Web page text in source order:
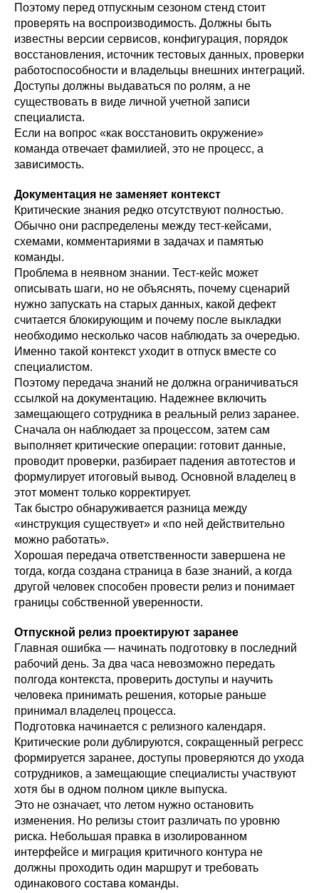
Поэтому перед отпускным сезоном стенд стоит
проверять на воспроизводимость. Должны быть
известны версии сервисов, конфигурация, порядок
восстановления, источник тестовых данных, проверки
работоспособности и владельцы внешних интеграций.
Доступы должны выдаваться по ролям, а не
существовать в виде личной учетной записи
специалиста.
Если на вопрос «как восстановить окружение»
команда отвечает фамилией, это не процесс, а
зависимость.
Документация не заменяет контекст
Критические знания редко отсутствуют полностью.
Обычно они распределены между тест-кейсами,
схемами, комментариями в задачах и памятью
команды.
Проблема в неявном знании. Тест-кейс может
описывать шаги, но не объяснять, почему сценарий
нужно запускать на старых данных, какой дефект
считается блокирующим и почему после выкладки
необходимо несколько часов наблюдать за очередью.
Именно такой контекст уходит в отпуск вместе со
специалистом.
Поэтому передача знаний не должна ограничиваться
ссылкой на документацию. Надежнее включить
замещающего сотрудника в реальный релиз заранее.
Сначала он наблюдает за процессом, затем сам
выполняет критические операции: готовит данные,
проводит проверки, разбирает падения автотестов и
формулирует итоговый вывод. Основной владелец в
этот момент только корректирует.
Так быстро обнаруживается разница между
«инструкция существует» и «по ней действительно
можно работать».
Хорошая передача ответственности завершена не
тогда, когда создана страница в базе знаний, а когда
другой человек способен провести релиз и понимает
границы собственной уверенности.
Отпускной релиз проектируют заранее
Главная ошибка — начинать подготовку в последний
рабочий день. За два часа невозможно передать
полгода контекста, проверить доступы и научить
человека принимать решения, которые раньше
принимал владелец процесса.
Подготовка начинается с релизного календаря.
Критические роли дублируются, сокращенный регресс
формируется заранее, доступы проверяются до ухода
сотрудников, а замещающие специалисты участвуют
хотя бы в одном полном цикле выпуска.
Это не означает, что летом нужно остановить
изменения. Но релизы стоит различать по уровню
риска. Небольшая правка в изолированном
интерфейсе и миграция критичного контура не
должны проходить один маршрут и требовать
одинакового состава команды.